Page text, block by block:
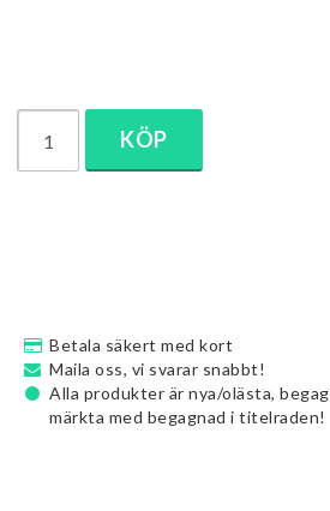
KÖP
Betala säkert med kort
Maila oss, vi svarar snabbt!
Alla produkter är nya/olästa,
märkta med begagnad i titelraden!